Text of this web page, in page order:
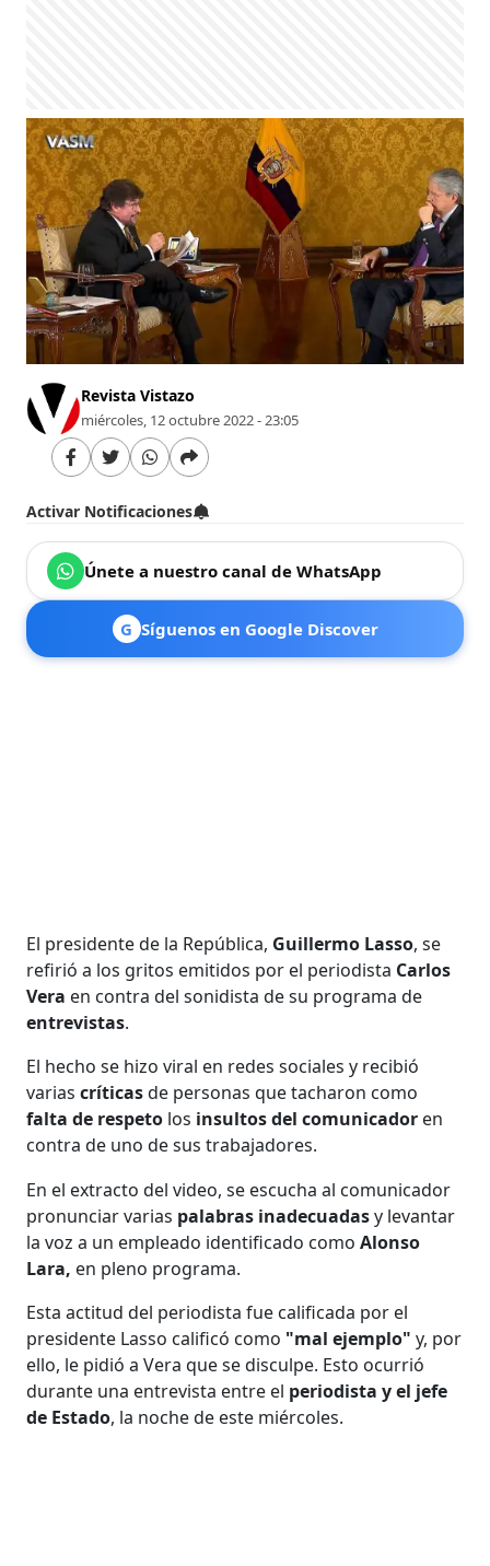
Revista Vistazo
miércoles, 12 octubre 2022 - 23:05
Activar Notificaciones
Únete a nuestro canal de WhatsApp
G Síguenos en Google Discover
El presidente de la República, Guillermo Lasso, se
refirió a los gritos emitidos por el periodista Carlos
Vera en contra del sonidista de su programa de
entrevistas.
El hecho se hizo viral en redes sociales y recibió
variascríticasde personas que tacharon como
falta de respeto los insultos del comunicador en
contra de uno de sus trabajadores.
En el extracto del video, se escucha al comunicador
pronunciar varias palabras inadecuadasy levantar
la voz a un empleado identificado comoAlonso
Lara, en pleno programa.
Esta actitud del periodista fue calificada por el
presidente Lasso calificó como "mal ejemplo" y, por
ello, le pidió a Vera que se disculpe. Esto ocurrió
durante una entrevista entre el periodista y el jefe
de Estado, la noche de este miércoles.